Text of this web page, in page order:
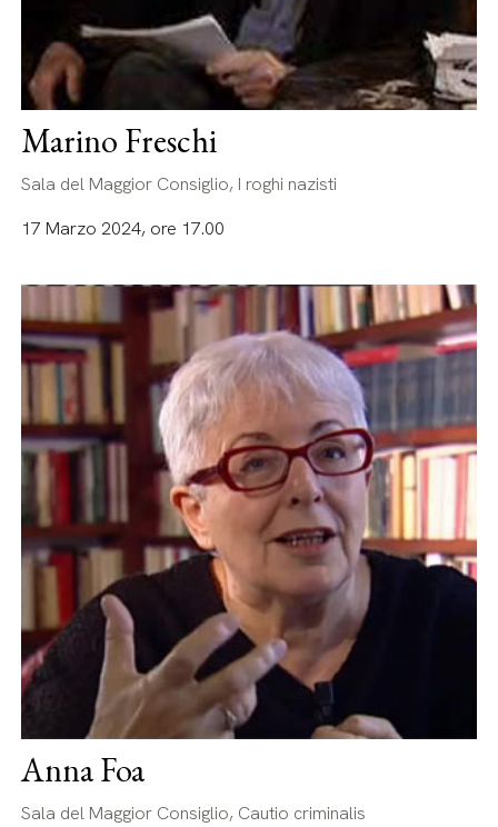
Marino Freschi
Sala del Maggior Consiglio, I roghi nazisti
17 Marzo 2024, ore 17.00
Anna Foa
Sala del Maggior Consiglio, Cautio criminalis